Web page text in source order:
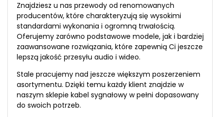
Znajdziesz u nas przewody od renomowanych
producentów, które charakteryzują się wysokimi
standardami wykonania i ogromną trwałością.
Oferujemy zarówno podstawowe modele, jak i bardziej
zaawansowane rozwiązania, które zapewnią Ci jeszcze
lepszą jakość przesyłu audio i wideo.
Stale pracujemy nad jeszcze większym poszerzeniem
asortymentu. Dzięki temu każdy klient znajdzie w
naszym sklepie kabel sygnałowy w pełni dopasowany
do swoich potrzeb.